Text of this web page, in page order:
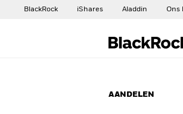
BlackRock iShares Aladdin Ons
AANDELEN